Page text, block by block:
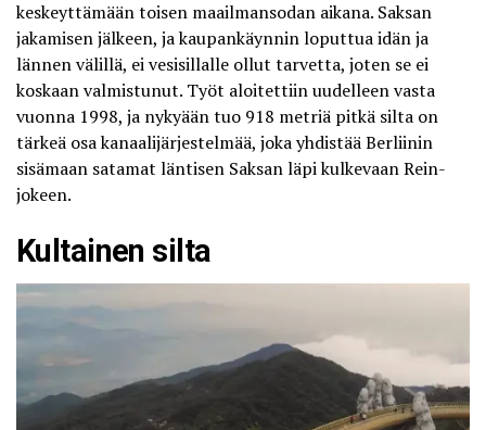
keskeyttämään toisen maailmansodan aikana. Saksan
jakamisen jälkeen, ja kaupankäynnin loputtua idän ja
lännen välillä, ei vesisillalle ollut tarvetta, joten se ei
koskaan valmistunut. Työt aloitettiin uudelleen vasta
vuonna 1998, ja nykyään tuo 918 metriä pitkä silta on
tärkeä osa kanaalijärjestelmää, joka yhdistää Berliinin
sisämaan satamat läntisen Saksan läpi kulkevaan Rein-
jokeen.
Kultainen silta